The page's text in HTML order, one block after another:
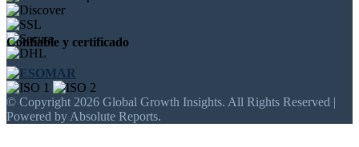
Confiable y certificado
© Copyright 2026 Global Growth Insights. All Rights Reserved |
Powered by Absolute Reports.